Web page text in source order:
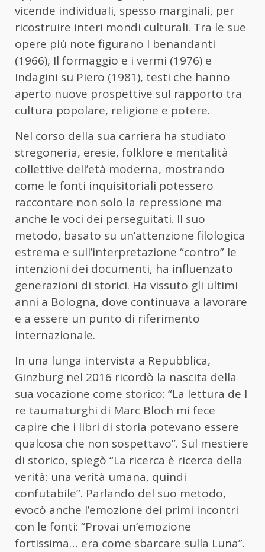
vicende individuali, spesso marginali, per
ricostruire interi mondi culturali. Tra le sue
opere più note figurano I benandanti
(1966), Il formaggio e i vermi (1976) e
Indagini su Piero (1981), testi che hanno
aperto nuove prospettive sul rapporto tra
cultura popolare, religione e potere.
Nel corso della sua carriera ha studiato
stregoneria, eresie, folklore e mentalità
collettive dell’età moderna, mostrando
come le fonti inquisitoriali potessero
raccontare non solo la repressione ma
anche le voci dei perseguitati. Il suo
metodo, basato su un’attenzione filologica
estrema e sull’interpretazione “contro” le
intenzioni dei documenti, ha influenzato
generazioni di storici. Ha vissuto gli ultimi
anni a Bologna, dove continuava a lavorare
e a essere un punto di riferimento
internazionale.
In una lunga intervista a Repubblica,
Ginzburg nel 2016 ricordò la nascita della
sua vocazione come storico: “La lettura de I
re taumaturghi di Marc Bloch mi fece
capire che i libri di storia potevano essere
qualcosa che non sospettavo”. Sul mestiere
di storico, spiegò “La ricerca è ricerca della
verità: una verità umana, quindi
confutabile”. Parlando del suo metodo,
evocò anche l’emozione dei primi incontri
con le fonti: “Provai un’emozione
fortissima… era come sbarcare sulla Luna”.